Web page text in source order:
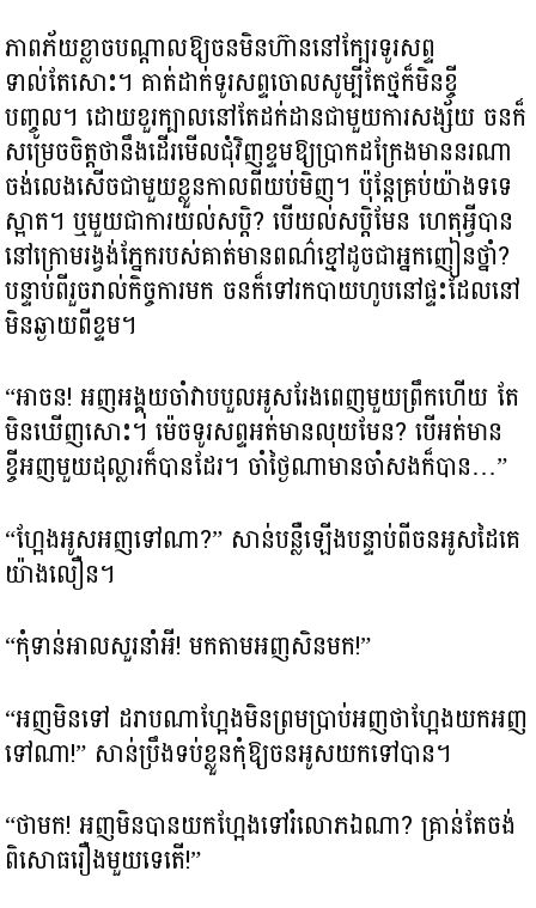
ភាពភ័យខ្លាចបណ្តាលឱ្យចនមិនហ៊ាននៅក្បែរទូរសព្ទ
ទាល់តែសោះ។ គាត់ដាក់ទូរសព្ទចោលសូម្បីតែថ្មក៏មិនខ្ចី
បញ្ចូល។ ដោយខួរក្បាលនៅតែដក់ដានជាមួយការសង្ស័យ ចនក៏
សម្រេចចិត្តថានឹងដើរមើលជុំវិញខ្ទមឱ្យប្រាកដក្រែងមាននរណា
ចង់លេងសើចជាមួយខ្លួនកាលពីយប់មិញ។ ប៉ុន្តែគ្រប់យ៉ាងទទេ
ស្អាត។ ឬមួយជាការយល់សប្តិ? បើយល់សប្តិមែន ហេតុអ្វីបាន
នៅក្រោមរង្វង់ភ្នែករបស់គាត់មានពណ៌ខ្មៅដូចជាអ្នកញៀនថ្នាំ?
បន្ទាប់ពីរួចរាល់កិច្ចការមក ចនក៏ទៅរកបាយហូបនៅផ្ទះដែលនៅ
មិនឆ្ងាយពីខ្ទម។
“អាចន! អញអង្គុយចាំវាបបួលអូសរែងពេញមួយព្រឹកហើយ តែ
មិនឃើញសោះ។ ម៉េចទូរសព្ទអត់មានលុយមែន? បើអត់មាន
ខ្ចីអញមួយដុល្លារក៏បានដែរ។ ចាំថ្ងៃណាមានចាំសងក៏បាន…”
“ហ្អែងអូសអញទៅណា?” សាន់បន្លឺឡើងបន្ទាប់ពីចនអូសដៃគេ
យ៉ាងលឿន។
“កុំទាន់អាលសួរនាំអី! មកតាមអញសិនមក!”
“អញមិនទៅ ដរាបណាហ្អែងមិនព្រមប្រាប់អញថាហ្អែងយកអញ
ទៅណា!” សាន់ប្រឹងទប់ខ្លួនកុំឱ្យចនអូសយកទៅបាន។
“ថាមក! អញមិនបានយកហ្អែងទៅរំលោភឯណា? គ្រាន់តែចង់
ពិសោធរឿងមួយទេតើ!”